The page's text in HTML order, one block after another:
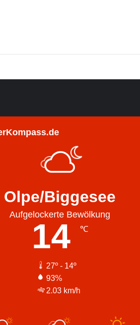
Olpe/Biggesee
Aufgelockerte Bewölkung
14 ℃
27º - 14º
93%
2.03 km/h